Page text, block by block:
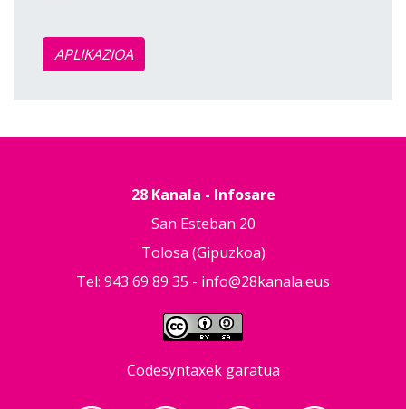
APLIKAZIOA
28 Kanala - Infosare
San Esteban 20
Tolosa (Gipuzkoa)
Tel: 943 69 89 35 - info@28kanala.eus
Codesyntaxek garatua